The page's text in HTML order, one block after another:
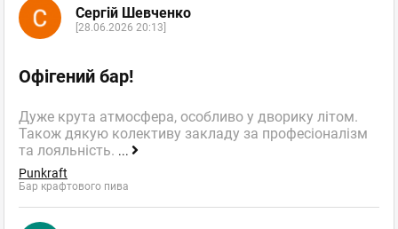
Сергій Шевченко
[28.06.2026 20:13]
Офігений бар!
Дуже крута атмосфера, особливо у дворику літом.
Також дякую колективу закладу за професіоналізм
та лояльність. ...
Punkraft
Бар крафтового пива